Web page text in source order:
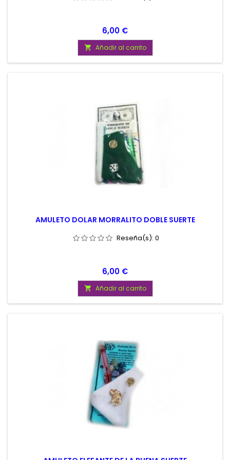
Precio
6,00 €
 Añadir al carrito
AMULETO DOLAR MORRALITO DOBLE SUERTE
Reseña(s): 0
Precio
6,00 €
 Añadir al carrito